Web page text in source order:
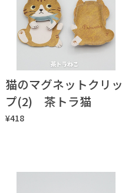
猫のマグネットクリッ
プ(2) 茶トラ猫
¥418